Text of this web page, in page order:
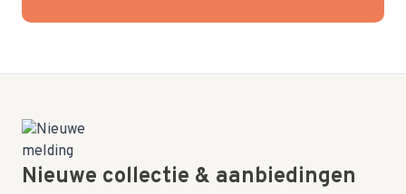
Nieuwe collectie & aanbiedingen